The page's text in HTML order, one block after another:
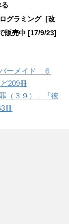
グラミング［改
販売中 [17/9/23]
ーメイド ６
209冊
（３９）」「彼
冊